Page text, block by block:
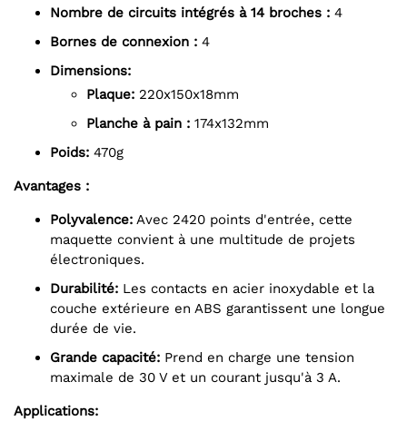
Nombre de circuits intégrés à 14 broches : 4
Bornes de connexion : 4
Dimensions:
Plaque: 220x150x18mm
planche à pain : 174x132mm
Poids: 470g
Avantages :
Polyvalence: Avec 2420 points d'entrée, cette
maquette convient à une multitude de projets
électroniques.
Durabilité: Les contacts en acier inoxydable et la
couche extérieure en ABS garantissent une longue
durée de vie.
Grande capacité: Prend en charge une tension
maximale de 30 V et un courant jusqu'à 3 A.
Applications: